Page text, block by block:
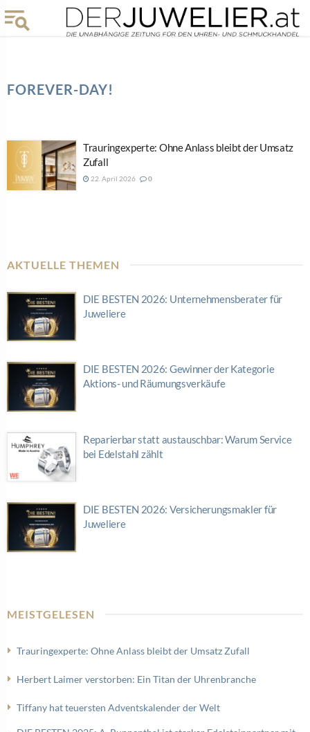
FOREVER-DAY!
Trauringexperte: Ohne Anlass bleibt der Umsatz
Zufall
22. April 2026 0
AKTUELLE THEMEN
DIE BESTEN 2026: Unternehmensberater für
Juweliere
DIE BESTEN 2026: Gewinner der Kategorie
Aktions- und Räumungsverkäufe
Reparierbar statt austauschbar: Warum Service
bei Edelstahl zählt
DIE BESTEN 2026: Versicherungsmakler für
Juweliere
MEISTGELESEN
Trauringexperte: Ohne Anlass bleibt der Umsatz Zufall
Herbert Laimer verstorben: Ein Titan der Uhrenbranche
Tiffany hat teuersten Adventskalender der Welt